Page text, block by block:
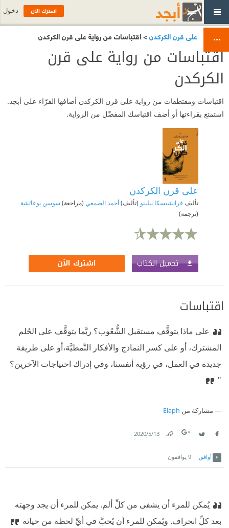
على قرن الكركدن> اقتباسات من رواية على قرن الكركدن
اقتباسات من رواية على قرن
الكركدن
اقتباسات ومقتطفات من رواية على قرن الكركدن أضافها القرّاء على أبجد.
استمتع بقراءتها أو أضف اقتباسك المفضّل من الرواية.
على قرن الكركدن
تأليف فرانشيسكا بيلينو (تأليف)أحمد الصمعي (مراجعة) سوسن بوعائشة
(ترجمة)
تحميل الكتاب اشترك الآن
اقتباسات
على ماذا يتوقَّف مستقبل الشُّعُوب؟ ربَّما يتوقَّف على الحُلم
المشترك، أو على كسر النماذج والأفكار النَّمطيَّة،أو على طريقة
جديدة في العمل، في رؤية أنفسنا، وفي إدراك احتياجات الآخرين؟
"
مشاركة من Elaph
13‏/5‏/2020
أوافق 9 يوافقون
يُمكن للمرء أن يشفى من كلِّ ألم. يمكن للمرء أن يجد وجهته
بعد كلِّ انحراف. ويُمكن للمرء أن يُحبَّ في أيِّ لحظة من حياته
اشترك الآن دخول